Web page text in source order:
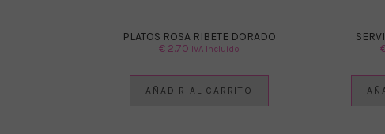
PLATOS ROSA RIBETE DORADO
€ 2.70 IVA Incluido
AÑADIR AL CARRITO